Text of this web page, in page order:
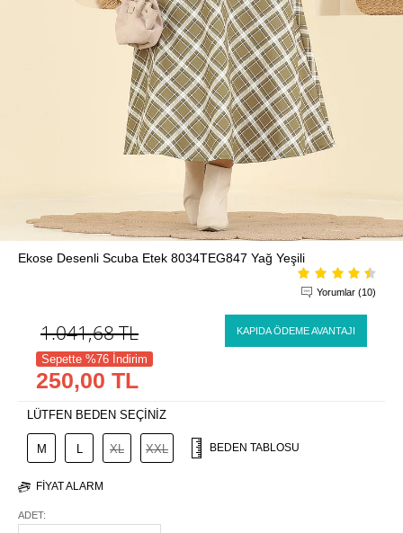
Ekose Desenli Scuba Etek 8034TEG847 Yağ Yeşili
Yorumlar (10)
1.041,68TL KAPIDA ÖDEME AVANTAJI
Sepette %76 İndirim
250,00 TL
LÜTFEN BEDEN SEÇİNİZ
M L XL XXL BEDEN TABLOSU
FIYAT ALARM
ADET: